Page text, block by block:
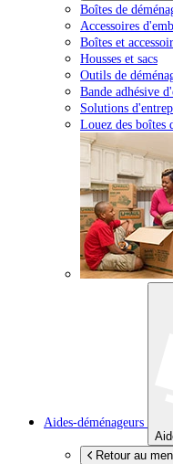
Boîtes de
Accessoires
Boîtes et
Housses et sacs
Outils de
Bande adhésive
Solutions
Louez des boîtes
Aides-déménageurs
Retour au